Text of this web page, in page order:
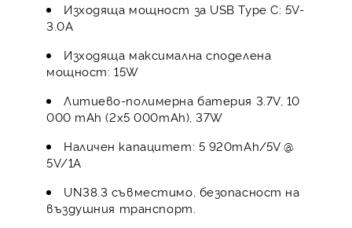
Изходяща мощност за USB Type C: 5V-
3.0A
Изходяща максимална споделена
мощност: 15W
Литиево-полимерна батерия 3.7V, 10
000 mAh (2x5 000mAh), 37W
Наличен капацитет: 5 920mAh/5V @
5V/1A
UN38.3 съвместимо, безопасност на
въздушния транспорт.